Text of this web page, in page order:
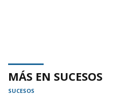
MÁS EN SUCESOS
SUCESOS